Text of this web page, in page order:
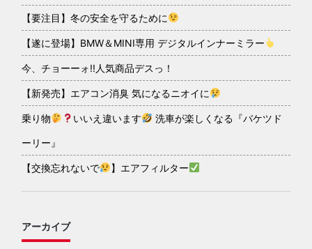
【要注目】冬の安全を守るために
【遂に登場】BMW＆MINI専用 デジタルインナーミラー
今、チョーーォ!!人気商品デスっ！
【新発売】エアコン消臭 気になるニオイに
乗り物 いいえ違います 洗車が楽しくなる『バケツド
ーリー』
【交換忘れないで 】エアフィルター
アーカイブ